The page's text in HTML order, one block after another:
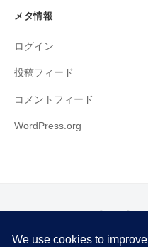
メタ情報
ログイン
投稿フィード
コメントフィード
WordPress.org
じ
ラ